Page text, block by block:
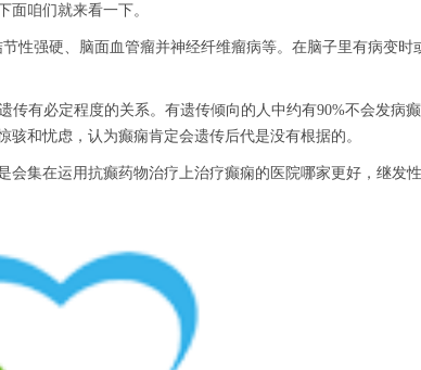
咱们就来看一下。
强硬、脑面血管瘤并神经纤维瘤病等。在脑子里有病变时
必定程度的关系。有遗传倾向的人中约有90%不会发病
和忧虑，认为癫痫肯定会遗传后代是没有根据的。
在运用抗癫药物治疗上治疗癫痫的医院哪家更好，继发